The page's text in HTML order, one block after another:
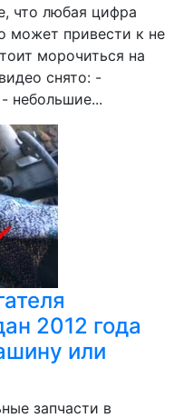
что любая цифра
может привести к не
морочиться на
снято: -
небольшие...
2012 года
или
запчасти в